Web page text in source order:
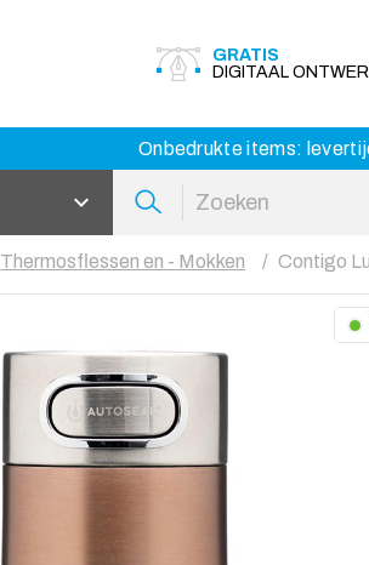
GRATIS
DIGITAAL
Onbedrukte items:
Thermosflessen en - Mokken Contigo